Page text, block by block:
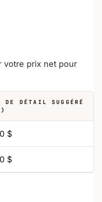
votre prix net pour
DE DÉTAIL SUGGÉRÉ
$
$